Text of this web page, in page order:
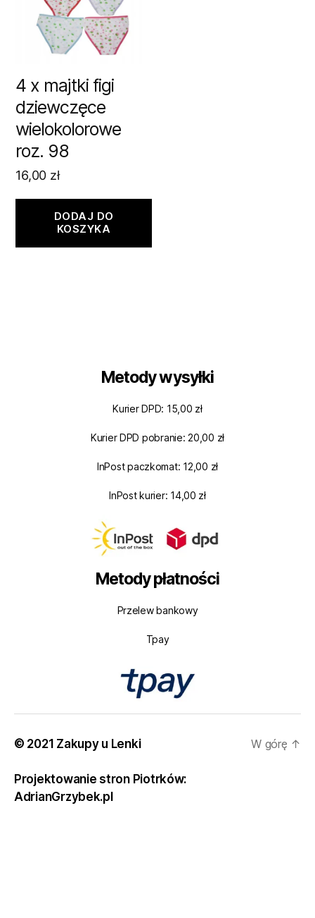
4 x majtki figi
dziewczęce
wielokolorowe
roz. 98
16,00 zł
DODAJ DO
KOSZYKA
Metody wysyłki
Kurier DPD: 15,00 zł
Kurier DPD pobranie: 20,00 zł
InPost paczkomat: 12,00 zł
InPost kurier: 14,00 zł
Metody płatności
Przelew bankowy
Tpay
© 2021 Zakupy u Lenki
Projektowanie stron Piotrków:
AdrianGrzybek.pl
W górę ↑